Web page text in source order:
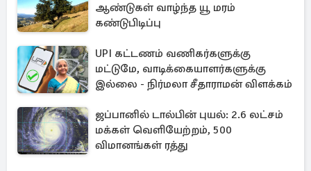
ஆண்டுகள் வாழ்ந்த யூ மரம்
கண்டுபிடிப்பு
UPI கட்டணம் வணிகர்களுக்கு
மட்டுமே, வாடிக்கையாளர்களுக்கு
இல்லை - நிர்மலா சீதாராமன் விளக்கம்
ஜப்பானில் டால்பின் புயல்: 2.6 லட்சம்
மக்கள் வெளியேற்றம், 500
விமானங்கள் ரத்து